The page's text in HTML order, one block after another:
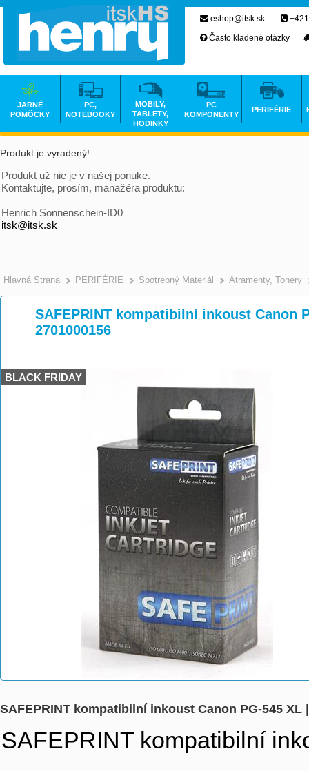
Produkt je vyradený!
Produkt už nie je v našej ponuke.
Kontaktujte, prosím, manažéra produktu:
Henrich Sonnenschein-ID0
itsk@itsk.sk
Hlavná Strana >
PERIFÉRIE >
Spotrebný Materiál >
Atramenty, Tonery
SAFEPRINT kompatibilní inkoust Canon
2701000156
BLACK FRIDAY
SAFEPRINT kompatibilní inkoust Canon PG-545 XL
SAFEPRINT kompatibilní
eshop@itsk.sk
Často kladené otázky
JARNÉ
POMÔCKY
PC,
NOTEBOOKY
MOBILY,
TABLETY,
HODINKY
PC
KOMPONENTY
PERIFÉRIE